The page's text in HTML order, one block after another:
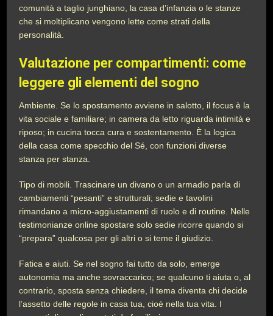
comunità a taglio junghiano, la casa d’infanzia o le stanze
che si moltiplicano vengono lette come strati della
personalità.
Valutazione per compartimenti: come
leggere gli elementi del sogno
Ambiente. Se lo spostamento avviene in salotto, il focus è la
vita sociale e familiare; in camera da letto riguarda intimità e
riposo; in cucina tocca cura e sostentamento. È la logica
della casa come specchio del Sé, con funzioni diverse
stanza per stanza.
Tipo di mobili. Trascinare un divano o un armadio parla di
cambiamenti “pesanti” e strutturali; sedie e tavolini
rimandano a micro-aggiustamenti di ruolo e di routine. Nelle
testimonianze online spostare solo sedie ricorre quando si
“prepara” qualcosa per gli altri o si teme il giudizio.
Fatica e aiuti. Se nel sogno fai tutto da solo, emerge
autonomia ma anche sovraccarico; se qualcuno ti aiuta o, al
contrario, sposta senza chiedere, il tema diventa chi decide
l’assetto delle regole in casa tua, cioè nella tua vita. I